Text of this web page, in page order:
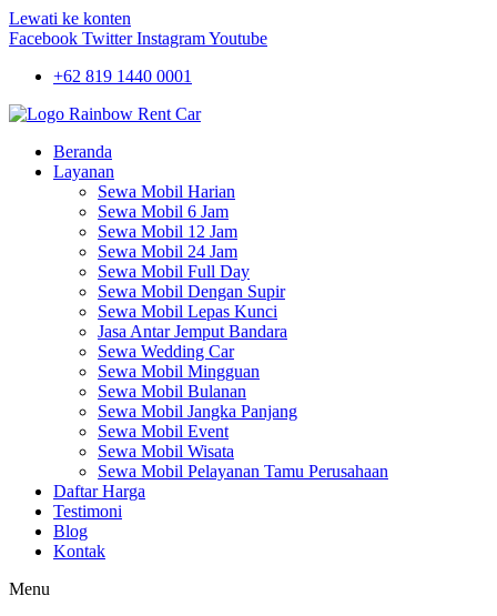
Lewati ke konten
Facebook Twitter InstagramYoutube
+62 819 1440 0001
Beranda
Layanan
Sewa Mobil Harian
Sewa Mobil 6 Jam
Sewa Mobil 12 Jam
Sewa Mobil 24 Jam
Sewa Mobil Full Day
Sewa Mobil Dengan Supir
Sewa Mobil Lepas Kunci
Jasa Antar Jemput Bandara
Sewa Wedding Car
Sewa Mobil Mingguan
Sewa Mobil Bulanan
Sewa Mobil Jangka Panjang
Sewa Mobil Event
Sewa Mobil Wisata
Sewa Mobil Pelayanan Tamu Perusahaan
Daftar Harga
Testimoni
Blog
Kontak
Menu